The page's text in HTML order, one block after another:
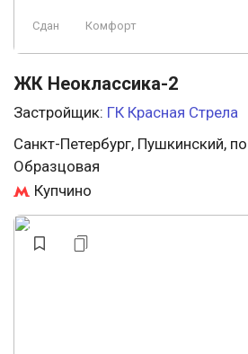
Сдан Комфорт
ЖК Неоклассика-2
Застройщик: ГК Красная Стрела
Санкт-Петербург, Пушкинский,
Образцовая
Купчино